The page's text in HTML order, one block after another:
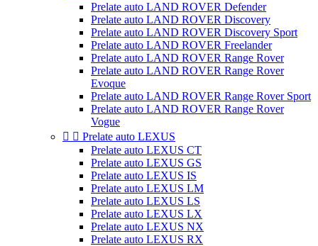
Prelate auto LAND ROVER Defender
Prelate auto LAND ROVER Discovery
Prelate auto LAND ROVER Discovery Sport
Prelate auto LAND ROVER Freelander
Prelate auto LAND ROVER Range Rover
Prelate auto LAND ROVER Range Rover
Evoque
Prelate auto LAND ROVER Range Rover Sport
Prelate auto LAND ROVER Range Rover
Vogue
  Prelate auto LEXUS
Prelate auto LEXUS CT
Prelate auto LEXUS GS
Prelate auto LEXUS IS
Prelate auto LEXUS LM
Prelate auto LEXUS LS
Prelate auto LEXUS LX
Prelate auto LEXUS NX
Prelate auto LEXUS RX